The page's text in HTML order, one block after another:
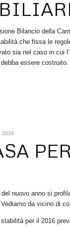
Bilancio della
che fissa le
sia nel caso in cui
essere costruito.
2016
del nuovo anno si
da vicino di
per il 2016